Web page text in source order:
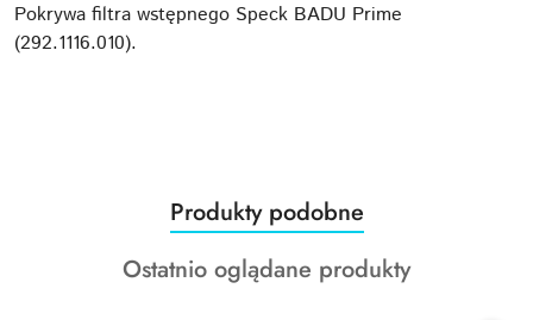
Pokrywa filtra wstępnego Speck BADU Prime
(292.1116.010).
Pomiń karuzelę produktów
Produkty
o
statusie:
Produkty podobne
Produkty
Ostatnio oglądane produkty